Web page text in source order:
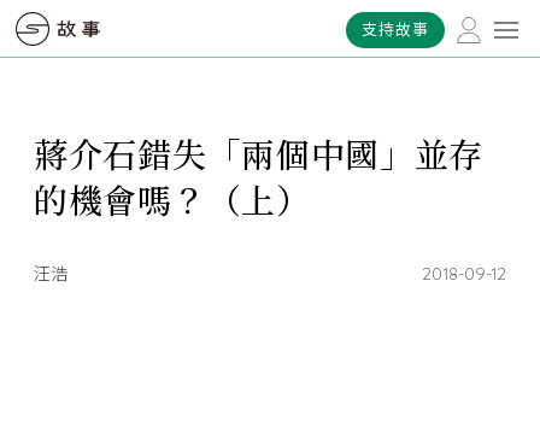
支持故事
蔣介石錯失「兩個中國」並存
的機會嗎？（上）
汪浩 2018-09-12